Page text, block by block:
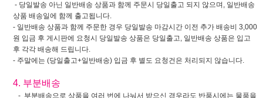
- 당일발송 아닌 일반배송 상품과 함께 주문시 당일출고 되지 않으며, 일반배송
상품 배송일에 함께 출고됩니다.
- 일반배송 상품과 함께 주문한 경우 당일발송 마감시간 이전 추가 배송비 3,000
원 입금 후 게시판에 요청시 당일발송 상품은 당일출고, 일반배송 상품은 입고
후 각각 배송해 드립니다.
- 주말에는 (당일출고+일반배송) 입금 후 별도 요청건은 처리되지 않습니다.
4. 부분배송
- 부분배송으로 상품을 여러 번에 나눠서 받으신 경우라도 반품시에는 물품을